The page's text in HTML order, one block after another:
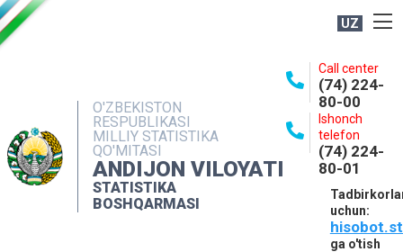
UZ
O'ZBEKISTON
RESPUBLIKASI
MILLIY STATISTIKA
QO'MITASI
ANDIJON VILOYATI
STATISTIKA
BOSHQARMASI
Call center
(74) 224-
80-00
Ishonch
telefon
(74) 224-
80-01
uchun:
ga o'tish
NASHRLAR
INTERAKTIV XIZMATLAR
MATBUOT XIZMATI
MUROJAATLAR